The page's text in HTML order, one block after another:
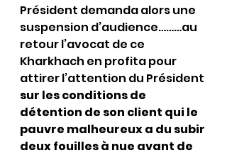
Président demanda alors une
suspension d’audience………au
retour l’avocat de ce
Kharkhach en profita pour
attirer l’attention du Président
sur les conditions de
détention de son client qui le
pauvre malheureux a du subir
deux fouilles à nue avant de